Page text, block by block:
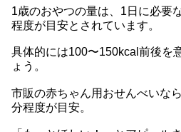
1歳のおやつの量は、1日に必要
程度が目安とされています。
具体的には100〜150kcal前後を
ょう。
市販の赤ちゃん用おせんべいな
分程度が目安。